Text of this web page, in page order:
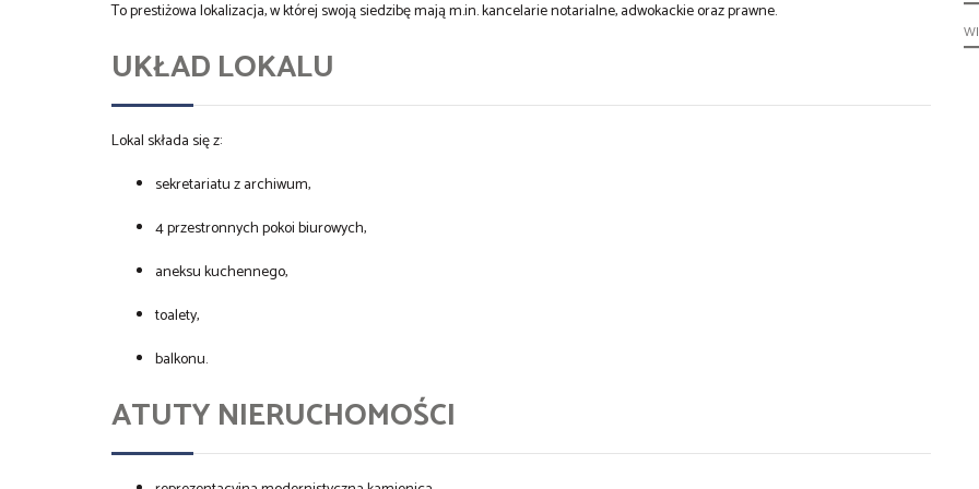
To prestiżowa lokalizacja, w której swoją siedzibę mają m.in. kancelarie notarialne, adwokackie oraz prawne.
UKŁAD LOKALU
Lokal składa się z:
sekretariatu z archiwum,
4 przestronnych pokoi biurowych,
aneksu kuchennego,
toalety,
balkonu.
ATUTY NIERUCHOMOŚCI